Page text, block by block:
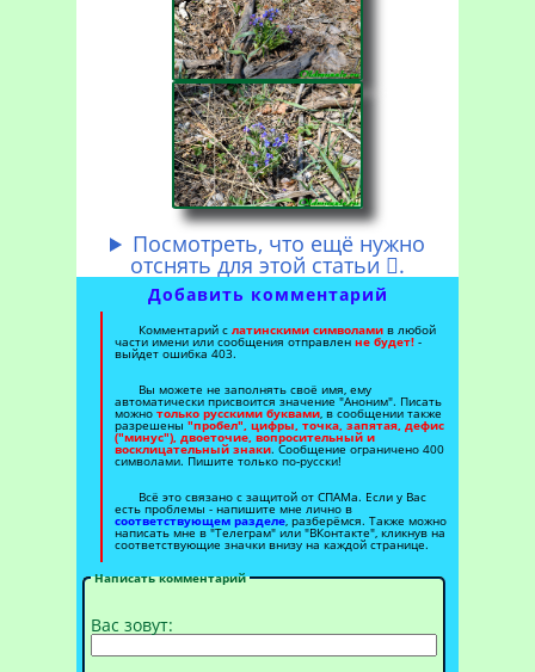
Посмотреть, что ещё нужно
отснять для этой статьи .
Добавить комментарий
Комментарий с латинскими символами в любой
части имени или сообщения отправлен не будет! -
выйдет ошибка 403.
Вы можете не заполнять своё имя, ему
автоматически присвоится значение "Аноним". Писать
можно только русскими буквами, в сообщении также
разрешены "пробел", цифры, точка, запятая, дефис
("минус"), двоеточие, вопросительный и
восклицательный знаки. Сообщение ограничено 400
символами. Пишите только по-русски!
Всё это связано с защитой от СПАМа. Если у Вас
есть проблемы - напишите мне лично в
соответствующем разделе, разберёмся. Также можно
написать мне в "Телеграм" или "ВКонтакте", кликнув на
соответствующие значки внизу на каждой странице.
Написать комментарий
Вас зовут: